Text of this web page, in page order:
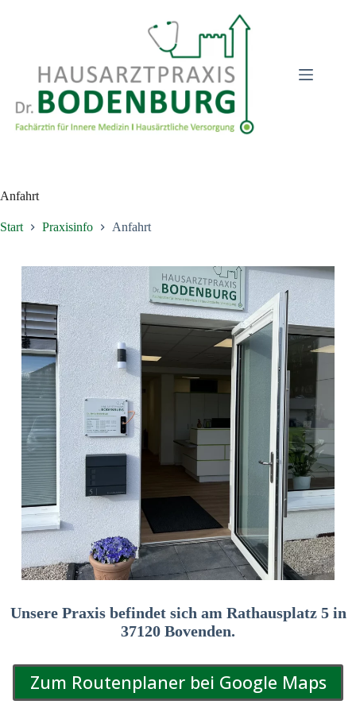
Anfahrt
Start Praxisinfo Anfahrt
Unsere Praxis befindet sich am Rathausplatz 5 in
37120 Bovenden.
Zum Routenplaner bei Google Maps